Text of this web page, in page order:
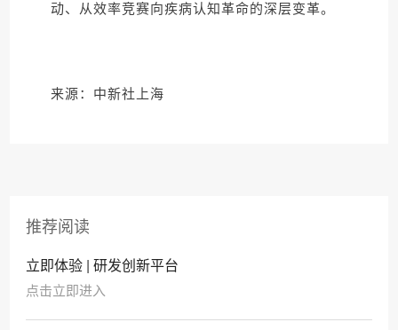
动、从效率竞赛向疾病认知革命的深层变革。
来源：中新社上海
推荐阅读
立即体验 | 研发创新平台
点击立即进入